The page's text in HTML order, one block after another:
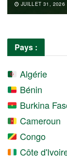
JUILLET 31, 2026
Pays :
Algérie
Bénin
Burkina
Cameroun
Congo
Côte